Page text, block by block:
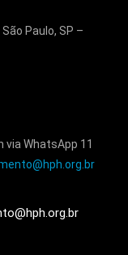
Paulo, SP –
via WhatsApp 11